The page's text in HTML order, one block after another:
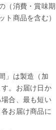
（消費・賞味期
ト商品を含む）
」は製造（加
。お届け日か
合、最も短い
お届け商品に